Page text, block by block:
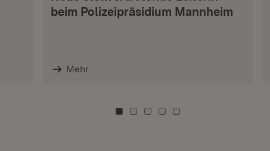
beim Polizeipräsidium Mannheim
Mehr
Zu Kachel: 0
Zu Kachel: 3
Zu Kachel: 6
Zu Kachel: 9
Zu Kachel: 12